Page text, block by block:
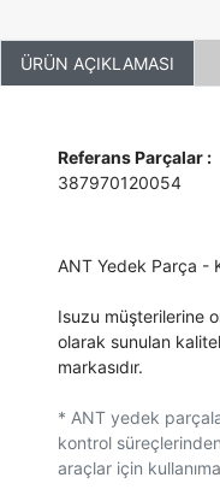
ÜRÜN AÇIKLAMASI
Referans Parçalar :
387970120054
ANT Yedek Parça -
Isuzu müşterilerine
olarak sunulan
markasıdır.
* ANT yedek
kontrol
araçlar için